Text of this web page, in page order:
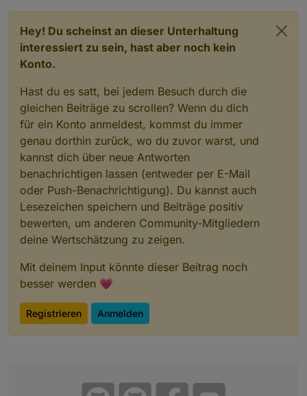
Hey! Du scheinst an dieser Unterhaltung
interessiert zu sein, hast aber noch kein
Konto.
Hast du es satt, bei jedem Besuch durch die
gleichen Beiträge zu scrollen? Wenn du dich
für ein Konto anmeldest, kommst du immer
genau dorthin zurück, wo du zuvor warst, und
kannst dich über neue Antworten
benachrichtigen lassen (entweder per E-Mail
oder Push-Benachrichtigung). Du kannst auch
Lesezeichen speichern und Beiträge positiv
bewerten, um anderen Community-Mitgliedern
deine Wertschätzung zu zeigen.
Mit deinem Input könnte dieser Beitrag noch
besser werden 💗
Registrieren Anmelden